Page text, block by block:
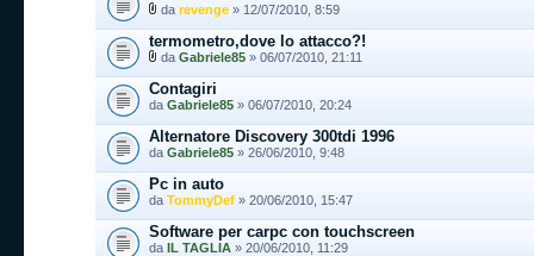
da revenge » 12/07/2010, 8:59
termometro,dove lo attacco?!
da Gabriele85 » 06/07/2010, 21:11
Contagiri
da Gabriele85 » 06/07/2010, 20:24
Alternatore Discovery 300tdi 1996
da Gabriele85 » 26/06/2010, 9:48
Pc in auto
da TommyDef » 20/06/2010, 15:47
Software per carpc con touchscreen
da IL TAGLIA » 20/06/2010, 11:29